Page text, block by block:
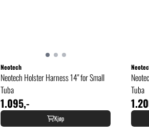
Neotech
Neotech Holster Harness 14" for Small
Tuba
1.095,-
Kjøp
Tuba